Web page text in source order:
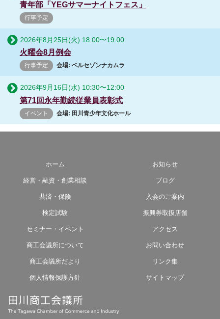
青年部「YEGサマーナイトフェス」
行事予定
2026年8月25日(火) 18:00〜19:00
火曜会8月例会
行事予定 会場: ベルセゾンナカムラ
2026年9月16日(水) 10:30〜12:00
第71回永年勤続従業員表彰式
イベント 会場: 田川青少年文化ホール
ホーム
経営・融資・創業相談
共済・保険
検定試験
セミナー・イベント
商工会議所について
商工会議所だより
個人情報保護方針
お知らせ
ブログ
入会のご案内
振興券取扱店舗
アクセス
お問い合わせ
リンク集
サイトマップ